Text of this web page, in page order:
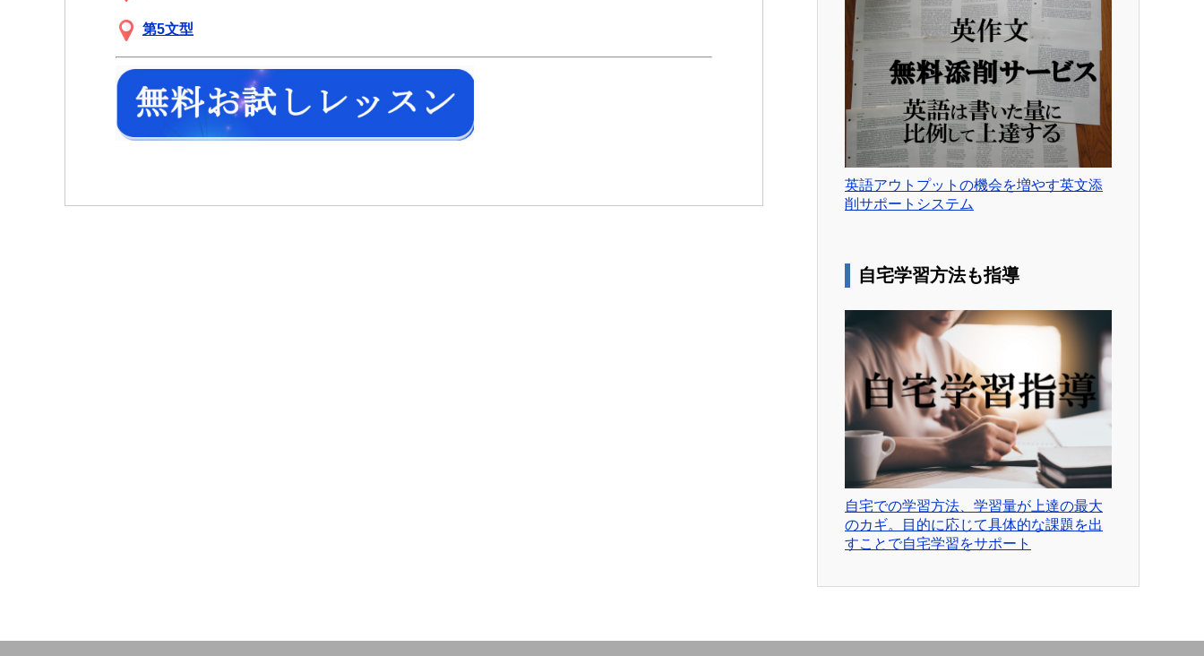
第5文型
英語アウトプットの機会を増やす英文添
削サポートシステム
自宅学習方法も指導
自宅での学習方法、学習量が上達の最大
のカギ。目的に応じて具体的な課題を出
すことで自宅学習をサポート